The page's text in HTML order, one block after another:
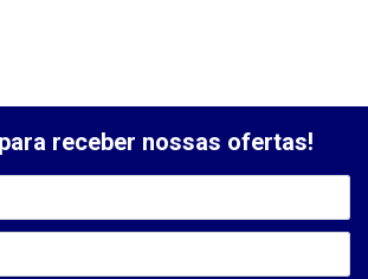
receber nossas ofertas!